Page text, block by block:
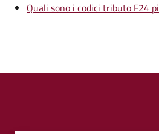
Quali sono i codici tributo F24